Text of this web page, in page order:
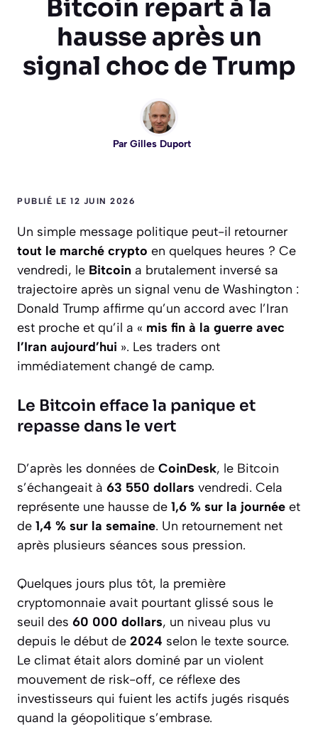
Bitcoin repart à la
hausse après un
signal choc de Trump
Par Gilles Duport
PUBLIÉ LE 12 JUIN 2026
Un simple message politique peut-il retourner
tout le marché crypto en quelques heures ? Ce
vendredi, le Bitcoin a brutalement inversé sa
trajectoire après un signal venu de Washington :
Donald Trump affirme qu’un accord avec l’Iran
est proche et qu’il a « mis fin à la guerre avec
l’Iran aujourd’hui ». Les traders ont
immédiatement changé de camp.
Le Bitcoin efface la panique et
repasse dans le vert
D’après les données de CoinDesk, le Bitcoin
s’échangeait à 63 550 dollars vendredi. Cela
représente une hausse de 1,6 % sur la journée et
de 1,4 % sur la semaine. Un retournement net
après plusieurs séances sous pression.
Quelques jours plus tôt, la première
cryptomonnaie avait pourtant glissé sous le
seuil des 60 000 dollars, un niveau plus vu
depuis le début de 2024 selon le texte source.
Le climat était alors dominé par un violent
mouvement de risk-off, ce réflexe des
investisseurs qui fuient les actifs jugés risqués
quand la géopolitique s’embrase.